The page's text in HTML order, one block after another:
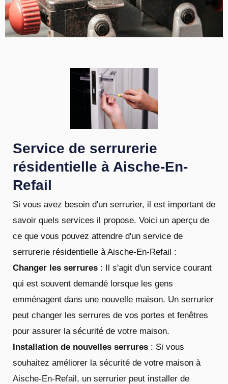
Service de serrurerie
résidentielle à Aische-En-
Refail
Si vous avez besoin d'un serrurier, il est important de
savoir quels services il propose. Voici un aperçu de
ce que vous pouvez attendre d'un service de
serrurerie résidentielle à Aische-En-Refail :
Changer les serrures : Il s'agit d'un service courant
qui est souvent demandé lorsque les gens
emménagent dans une nouvelle maison. Un serrurier
peut changer les serrures de vos portes et fenêtres
pour assurer la sécurité de votre maison.
Installation de nouvelles serrures : Si vous
souhaitez améliorer la sécurité de votre maison à
Aische-En-Refail, un serrurier peut installer de